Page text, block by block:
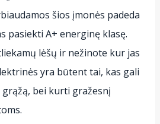
šios įmonės padeda
pasiekti A+ energinę klasę.
lėšų ir nežinote kur jas
yra būtent tai, kas gali
bei kurti gražesnį